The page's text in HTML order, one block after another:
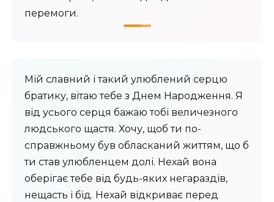
перемоги.
Мій славний і такий улюблений серцю
братику, вітаю тебе з Днем Народження. Я
від усього серця бажаю тобі величезного
людського щастя. Хочу, щоб ти по-
справжньому був обласканий життям, що б
ти став улюбленцем долі. Нехай вона
оберігає тебе від будь-яких негараздів,
нещасть і бід. Нехай відкриває перед